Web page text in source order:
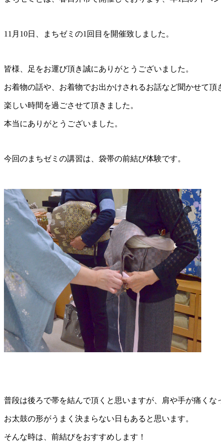
11月10日、まちゼミの1回目を開催致しました。
皆様、足をお運び頂き誠にありがとうございました。
お着物の話や、お着物でお出かけされるお話など聞かせて頂
楽しい時間を過ごさせて頂きました。
本当にありがとうございました。
今回のまちゼミの講習は、袋帯の前結び体験です。
普段は後ろで帯を結んで頂くと思いますが、肩や手が痛くな
お太鼓の形がうまく決まらない日もあると思います。
そんな時は、前結びをおすすめします！